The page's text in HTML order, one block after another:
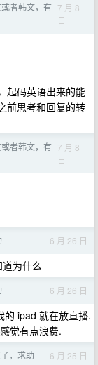
者韩文，有 7 月 8
日
起码英语出来的能
前思考和回复的转
者韩文，有 7 月 8
日
6 月 26 日
为什么
6 月 26 日
的 ipad 就在放直播.
觉有点浪费.
，求助 6 月 25 日